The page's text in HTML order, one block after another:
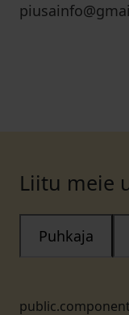
Liitu meie
Puhkaja